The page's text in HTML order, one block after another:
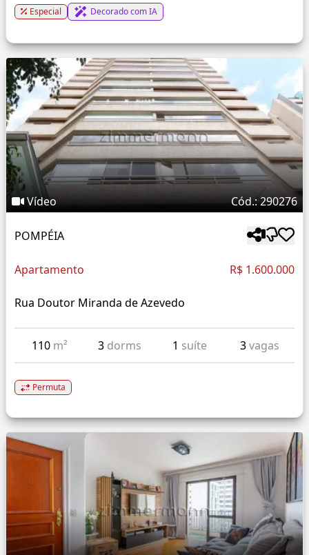
Especial Decorado com IA
Vídeo Cód.: 290276
POMPÉIA
Apartamento R$ 1.600.000
Rua Doutor Miranda de Azevedo
110 m² 3 dorms 1 suíte 3vagas
Permuta